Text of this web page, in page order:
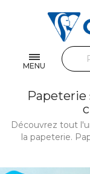
MENU
Feuilles & Copies
Beaux-arts &
Correspondance
Papiers cadeaux
Cuir & trousses
Papeterie
Découvrez tout
la papeterie.